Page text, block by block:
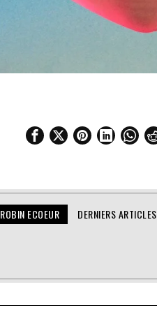
ROBIN ECOEUR DERNIERS ARTICLES